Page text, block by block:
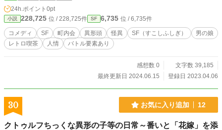
せていただいております。
24h.ポイント 0pt
小説 228,725 位 / 228,725件 SF 6,735 位 / 6,735件
コメディ SF 町内会 異形頭 怪異 SF（すこしふしぎ）
男の娘
レトロ喫茶
人情 バトル要素あり
感想数 0
文字数 39,185
最終更新日 2024.06.15
登録日 2023.04.06
30 お気に入り追加 12
クトゥルフちっくな異形の子等の日常～番いと「花嫁」を添